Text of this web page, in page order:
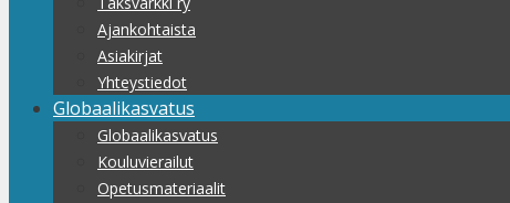
Ajankohtaista
Asiakirjat
Yhteystiedot
Globaalikasvatus
Globaalikasvatus
Kouluvierailut
Opetusmateriaalit